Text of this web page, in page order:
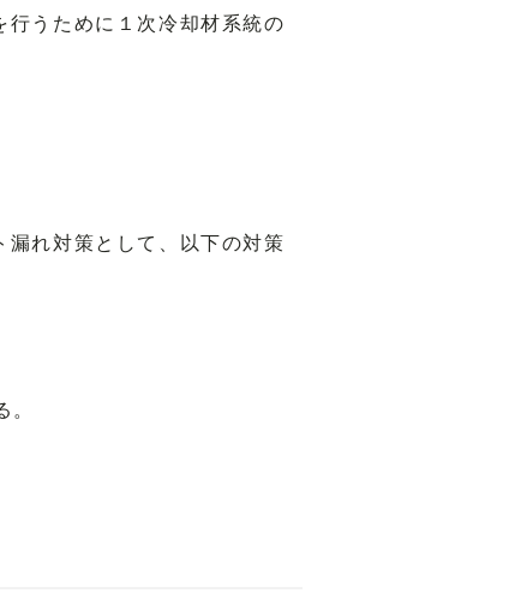
行うために１次冷却材系統の
れ対策として、以下の対策
。